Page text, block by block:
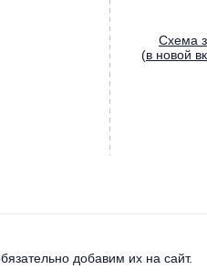
Cхема
(в новой
добавим их на сайт.